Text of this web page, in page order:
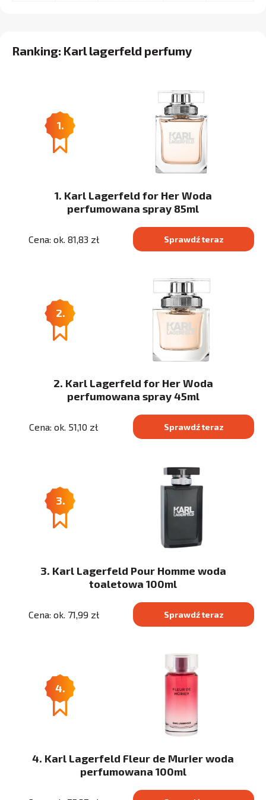
Ranking: Karl lagerfeld perfumy
1.
1. Karl Lagerfeld for Her Woda
perfumowana spray 85ml
Cena: ok. 81,83 zł Sprawdź teraz
2.
2. Karl Lagerfeld for Her Woda
perfumowana spray 45ml
Cena: ok. 51,10 zł Sprawdź teraz
3.
3. Karl Lagerfeld Pour Homme woda
toaletowa 100ml
Cena: ok. 71,99 zł Sprawdź teraz
4.
4. Karl Lagerfeld Fleur de Murier woda
perfumowana 100ml